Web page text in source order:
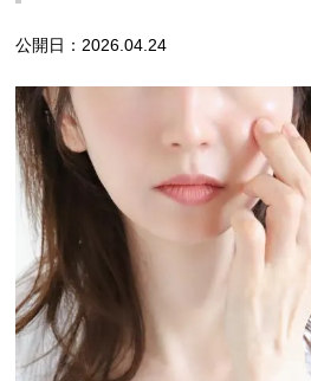
公開日：2026.04.24